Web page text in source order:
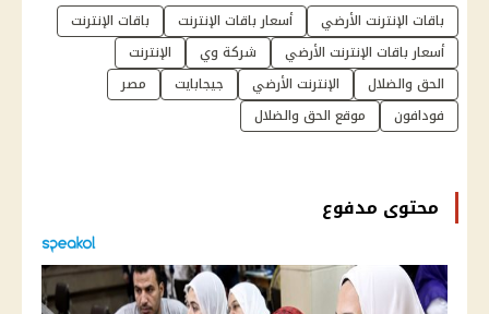
باقات الإنترنت الأرضي أسعار باقات الإنترنت
باقات الإنترنت
أسعار باقات الإنترنت الأرضي
شركة وي
الإنترنت
الحق والضلال
الإنترنت الأرضي جيجابايت
مصر
فودافون
موقع الحق والضلال
محتوى مدفوع